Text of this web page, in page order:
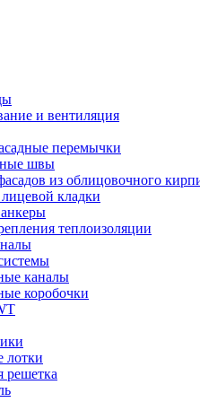
и вентиляция
перемычки
швы
из облицовочного
кладки
теплоизоляции
каналы
коробочки
лотки
решетка